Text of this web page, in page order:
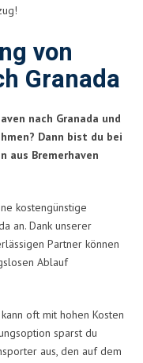
von
Granada
nach Granada und
Dann bist du bei
aus Bremerhaven
kostengünstige
an. Dank unserer
Partner können
Ablauf
oft mit hohen Kosten
sparst du
aus, den auf dem